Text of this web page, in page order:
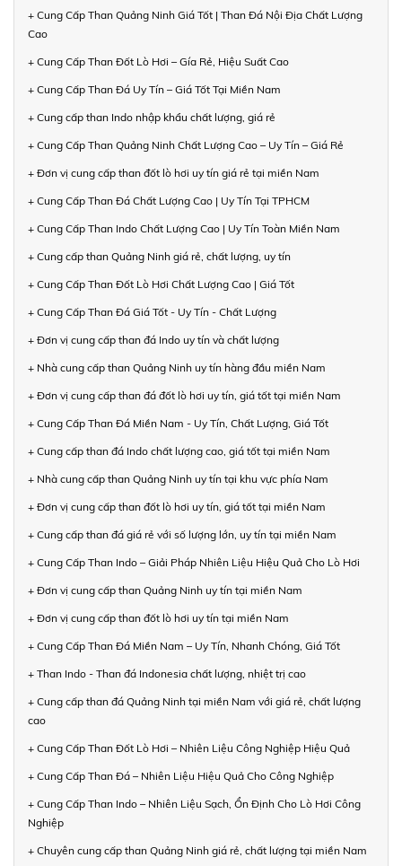
+ Cung Cấp Than Quảng Ninh Giá Tốt | Than Đá Nội Địa Chất Lượng
Cao
+ Cung Cấp Than Đốt Lò Hơi – Gía Rẻ, Hiệu Suất Cao
+ Cung Cấp Than Đá Uy Tín – Giá Tốt Tại Miền Nam
+ Cung cấp than Indo nhập khẩu chất lượng, giá rẻ
+ Cung Cấp Than Quảng Ninh Chất Lượng Cao – Uy Tín – Giá Rẻ
+ Đơn vị cung cấp than đốt lò hơi uy tín giá rẻ tại miền Nam
+ Cung Cấp Than Đá Chất Lượng Cao | Uy Tín Tại TPHCM
+ Cung Cấp Than Indo Chất Lượng Cao | Uy Tín Toàn Miền Nam
+ Cung cấp than Quảng Ninh giá rẻ, chất lượng, uy tín
+ Cung Cấp Than Đốt Lò Hơi Chất Lượng Cao | Giá Tốt
+ Cung Cấp Than Đá Giá Tốt - Uy Tín - Chất Lượng
+ Đơn vị cung cấp than đá Indo uy tín và chất lượng
+ Nhà cung cấp than Quảng Ninh uy tín hàng đầu miền Nam
+ Đơn vị cung cấp than đá đốt lò hơi uy tín, giá tốt tại miền Nam
+ Cung Cấp Than Đá Miền Nam - Uy Tín, Chất Lượng, Giá Tốt
+ Cung cấp than đá Indo chất lượng cao, giá tốt tại miền Nam
+ Nhà cung cấp than Quảng Ninh uy tín tại khu vực phía Nam
+ Đơn vị cung cấp than đốt lò hơi uy tín, giá tốt tại miền Nam
+ Cung cấp than đá giá rẻ với số lượng lớn, uy tín tại miền Nam
+ Cung Cấp Than Indo – Giải Pháp Nhiên Liệu Hiệu Quả Cho Lò Hơi
+ Đơn vị cung cấp than Quảng Ninh uy tín tại miền Nam
+ Đơn vị cung cấp than đốt lò hơi uy tín tại miền Nam
+ Cung Cấp Than Đá Miền Nam – Uy Tín, Nhanh Chóng, Giá Tốt
+ Than Indo - Than đá Indonesia chất lượng, nhiệt trị cao
+ Cung cấp than đá Quảng Ninh tại miền Nam với giá rẻ, chất lượng
cao
+ Cung Cấp Than Đốt Lò Hơi – Nhiên Liệu Công Nghiệp Hiệu Quả
+ Cung Cấp Than Đá – Nhiên Liệu Hiệu Quả Cho Công Nghiệp
+ Cung Cấp Than Indo – Nhiên Liệu Sạch, Ổn Định Cho Lò Hơi Công
Nghiệp
+ Chuyên cung cấp than Quảng Ninh giá rẻ, chất lượng tại miền Nam